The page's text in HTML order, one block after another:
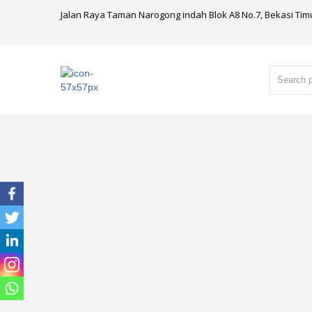
Jalan Raya Taman Narogong indah Blok A8 No.7, Bekasi